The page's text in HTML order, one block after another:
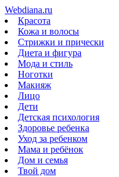
Webdiana.ru
Красота
Кожа и волосы
Стрижки и прически
Диета и фигура
Мода и стиль
Ноготки
Макияж
Лицо
Дети
Детская психология
Здоровье ребенка
Уход за ребенком
Мама и ребёнок
Дом и семья
Твой дом